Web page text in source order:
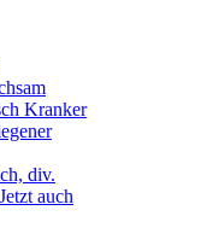
Kranker
div.
auch